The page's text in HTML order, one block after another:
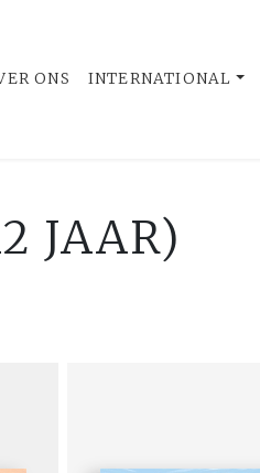
ONS INTERNATIONAL
JAAR)